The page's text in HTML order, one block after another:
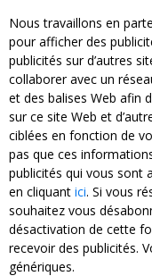
Nous travaillons en
pour afficher des
publicités sur d’autres
collaborer avec un
et des balises Web afin
sur ce site Web et
ciblées en fonction de
pas que ces
publicités qui vous sont
en cliquant ici. Si vous
souhaitez vous
désactivation de cette
recevoir des publicités.
génériques.